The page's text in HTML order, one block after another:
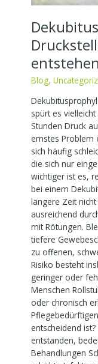
Blog,
spürt es
Stunden Druck
ernstes Problem
sich häufig
die sich nur
wichtiger ist es,
bei einem
längere Zeit
ausreichend
mit Rötungen.
tiefere
zu offenen,
Risiko besteht
geringer oder
Menschen
oder chronisch
entscheidend
entstanden,
Behandlungen